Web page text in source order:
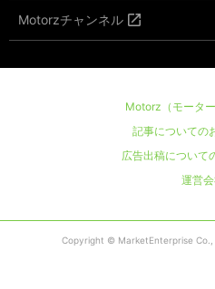
Motorzチャンネル
Motorz（モータ
記事についての
広告出稿について
運営
Copyright © MarketEnterprise Co.,